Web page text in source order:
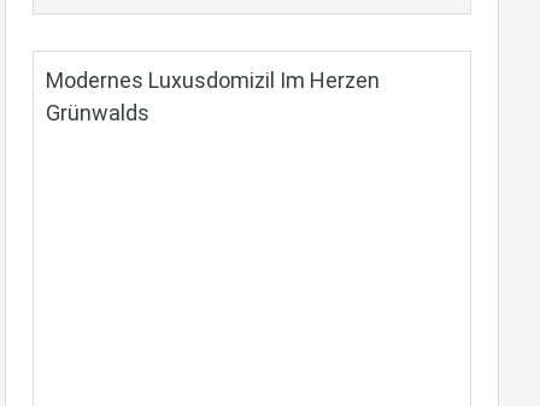
Modernes Luxusdomizil Im Herzen
Grünwalds